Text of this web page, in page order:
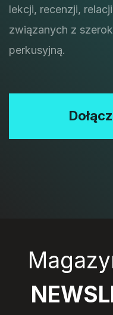
lekcji, recenzji,
związanych z
perkusyjną.